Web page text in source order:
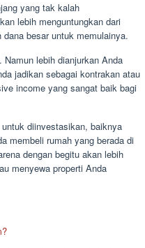
yang tak kalah
lebih menguntungkan dari
besar untuk memulainya.
lebih dianjurkan Anda
jadikan sebagai kontrakan atau
income yang sangat baik bagi
diinvestasikan, baiknya
membeli rumah yang berada di
dengan begitu akan lebih
menyewa properti Anda